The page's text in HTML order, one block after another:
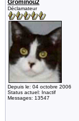
Grominou2
Déclamateur
Depuis le: 04 octobre 2006
Status actuel: Inactif
Messages: 13547